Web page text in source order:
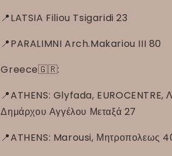
📍LATSIA Filiou Tsigaridi 23
📍PARALIMNI Arch.Makariou III 80
Greece🇬🇷:
📍ATHENS: Glyfada, EUROCENTRE,
Δημάρχου Αγγέλου Μεταξά 27
📍ATHENS: Marousi, Μητροπολεως